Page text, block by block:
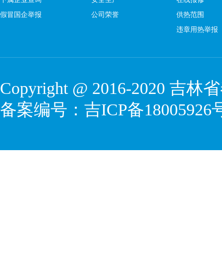
假冒国企举报
公司荣誉
供热范围
违章用热举报
Copyright @ 2016-2020 吉林
备案编号： 吉ICP备18005926